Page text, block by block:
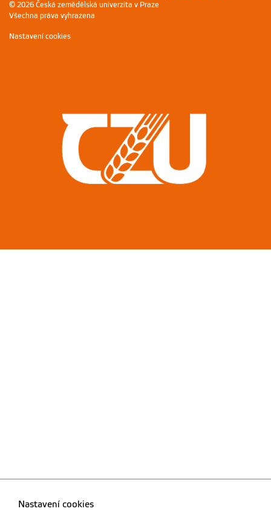
© 2026 Česká zemědělská univerzita v Praze
Všechna práva vyhrazena
Nastavení cookies
Nastavení cookies